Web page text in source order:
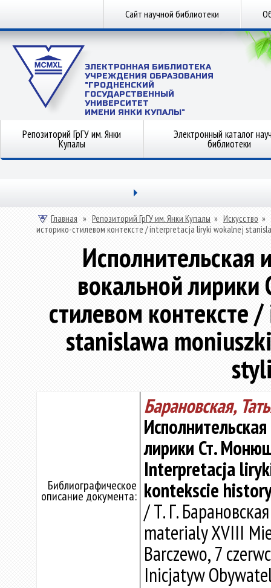
Сайт научной библиотеки
ЭЛЕКТРОННАЯ БИБЛИОТЕКА
УЧРЕЖДЕНИЯ ОБРАЗОВАНИЯ
"ГРОДНЕНСКИЙ
ГОСУДАРСТВЕННЫЙ
УНИВЕРСИТЕТ
ИМЕНИ ЯНКИ КУПАЛЫ"
Репозиторий ГрГУ им. Янки
Купалы
Электронный каталог
библиотеки
Главная » Репозиторий ГрГУ им. Янки Купалы » Искусство »
историко-стилевом контексте / interpretacja liryki wokalnej
Исполнительская
вокальной
стилевом
stanislawa
Библиографическое
описание документа:
Барановская,
лирики Ст.
Interpretacja
kontekscie
/ Т. Г.
materialy XVIII
Barczewo, 7
Inicjatyw